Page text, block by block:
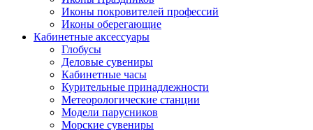
Иконы покровителей профессий
Иконы оберегающие
Кабинетные аксессуары
Глобусы
Деловые сувениры
Кабинетные часы
Курительные принадлежности
Метеорологические станции
Модели парусников
Морские сувениры